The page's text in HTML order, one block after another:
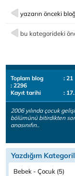
yazarın önceki
bu kategorideki
Toplam blog
: 21
: 2296
Kayıt tarihi
:
2006 yılında çocuk
bölümünü bitirdikten
anasınıfın..
Yazdığım
Bebek - Çocuk (5)